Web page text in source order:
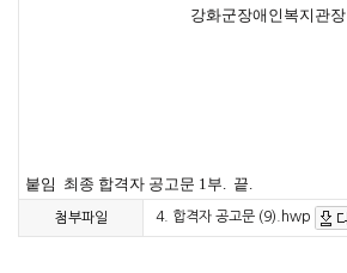
강화군장애인복지관장
붙임 최종 합격자 공고문 1부. 끝.
첨부파일 4. 합격자 공고문 (9).hwp